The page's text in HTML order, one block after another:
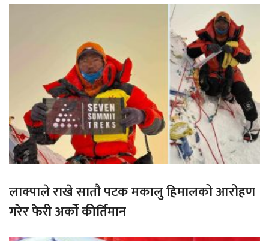
लाक्पाले राखे सातौ पटक मकालु हिमालको आरोहण
गरेर फेरी अर्को कीर्तिमान